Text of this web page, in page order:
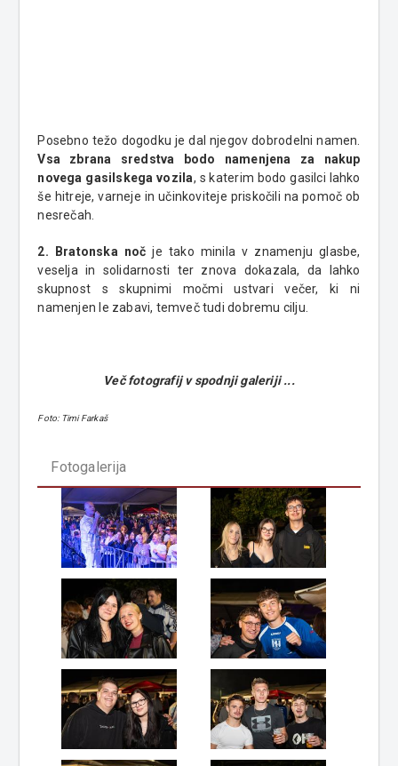
Posebno težo dogodku je dal njegov dobrodelni namen.
Vsa zbrana sredstva bodo namenjena za nakup
novega gasilskega vozila, s katerim bodo gasilci lahko
še hitreje, varneje in učinkoviteje priskočili na pomoč ob
nesrečah.
2. Bratonska noč je tako minila v znamenju glasbe,
veselja in solidarnosti ter znova dokazala, da lahko
skupnost s skupnimi močmi ustvari večer, ki ni
namenjen le zabavi, temveč tudi dobremu cilju.
Več fotografij v spodnji galeriji ...
Foto: Timi Farkaš
Fotogalerija